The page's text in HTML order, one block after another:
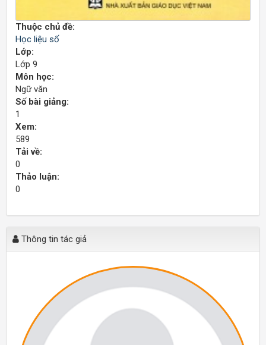
Thuộc chủ đề:
Học liệu số
Lớp:
Lớp 9
Môn học:
Ngữ văn
Số bài giảng:
1
Xem:
589
Tải về:
0
Thảo luận:
0
Thông tin tác giả